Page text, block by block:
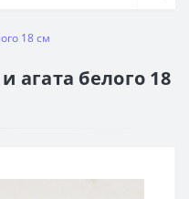
18 см
агата белого 18